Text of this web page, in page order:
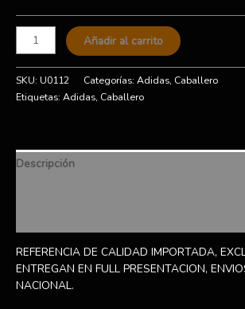
Añadir al carrito
SKU: U0112 Categorías: Adidas, Caballero
Etiquetas: Adidas, Caballero
Descripción
REFERENCIA DE CALIDAD IMPORTADA,
ENTREGAN EN FULL PRESENTACION,
NACIONAL.